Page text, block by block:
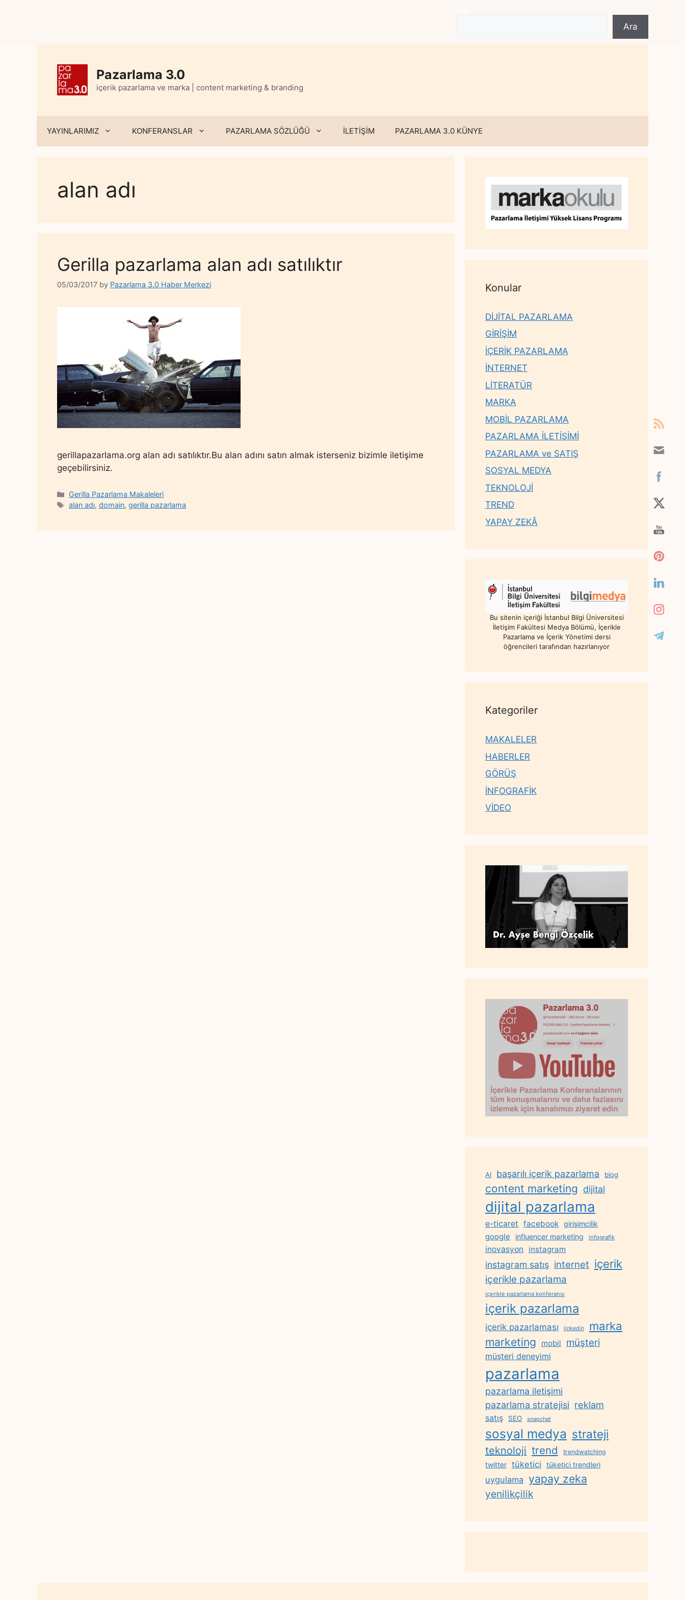
Ara
Pazarlama 3.0
içerik pazarlama ve marka | content marketing & branding
YAYINLARIMIZ KONFERANSLAR PAZARLAMA SÖZLÜĞÜ İLETİŞİM PAZARLAMA 3.0 KÜNYE
alan adı
Gerilla pazarlama alan adı satılıktır
05/03/2017 by Pazarlama 3.0 Haber Merkezi
gerillapazarlama.org alan adı satılıktır.Bu alan adını satın almak isterseniz bizimle iletişime
geçebilirsiniz.
Categories
Gerilla Pazarlama Makaleleri
Tags
alan adı,domain,gerilla pazarlama
Konular
DİJİTAL PAZARLAMA
GİRİŞİM
İÇERİK PAZARLAMA
İNTERNET
LİTERATÜR
MARKA
MOBİL PAZARLAMA
PAZARLAMA İLETİŞİMİ
PAZARLAMA ve SATIŞ
SOSYAL MEDYA
TEKNOLOJİ
TREND
YAPAY ZEKÂ
Bu sitenin içeriği İstanbul Bilgi Üniversitesi
İletişim Fakültesi Medya Bölümü, İçerikle
Pazarlama ve İçerik Yönetimi dersi
öğrencileri tarafından hazırlanıyor
Kategoriler
MAKALELER
HABERLER
GÖRÜŞ
İNFOGRAFİK
VİDEO
AI başarılı içerik pazarlama blog
content marketing dijital
dijital pazarlama
e-ticaret facebook girişimcilik
google influencer marketing infografik
inovasyon instagram
instagram satış internet içerik
içerikle pazarlama
içerikle pazarlama konferansı
içerik pazarlama
içerik pazarlaması linkedin marka
marketing mobil müşteri
müşteri deneyimi
pazarlama
pazarlama iletişimi
pazarlama stratejisi reklam
satış SEO snapchat
sosyal medya strateji
teknoloji trend trendwatching
twitter tüketici tüketici trendleri
uygulama yapay zeka
yenilikçilik